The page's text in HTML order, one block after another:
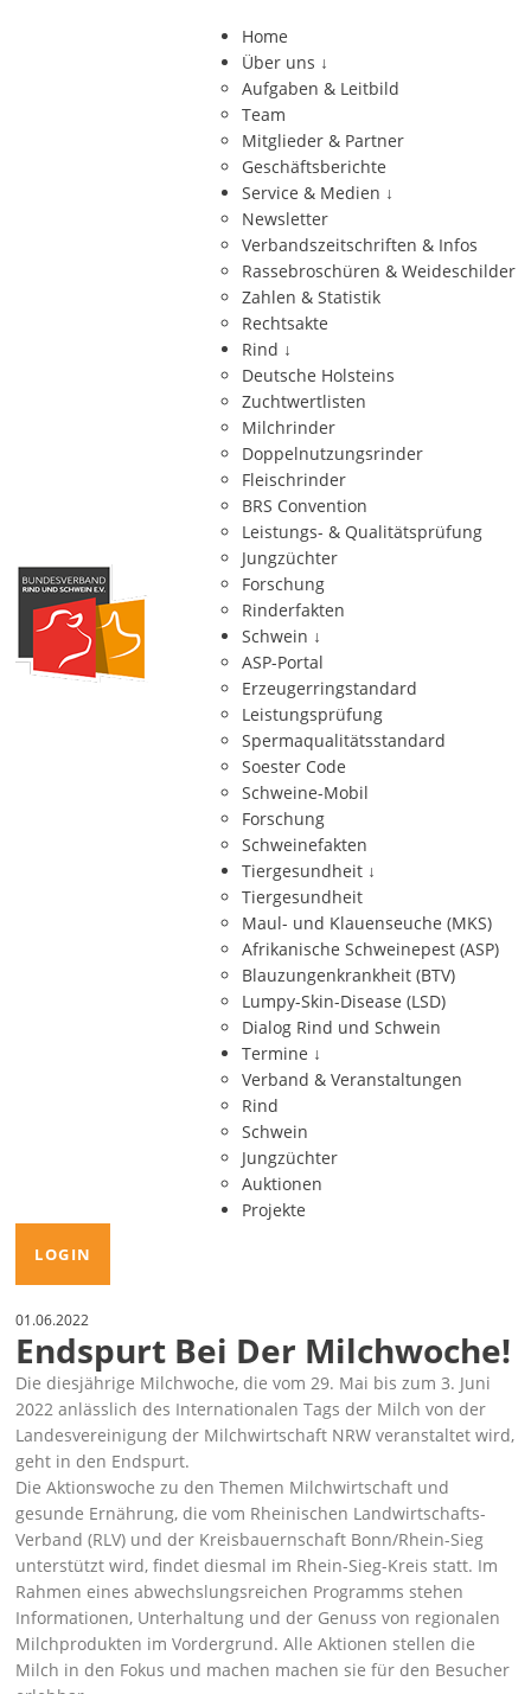
Home
Über uns ↓
Aufgaben & Leitbild
Team
Mitglieder & Partner
Geschäftsberichte
Service & Medien ↓
Newsletter
Verbandszeitschriften & Infos
Rassebroschüren & Weideschilder
Zahlen & Statistik
Rechtsakte
Rind ↓
Deutsche Holsteins
Zuchtwertlisten
Milchrinder
Doppelnutzungsrinder
Fleischrinder
BRS Convention
Leistungs- & Qualitätsprüfung
Jungzüchter
Forschung
Rinderfakten
Schwein ↓
ASP-Portal
Erzeugerringstandard
Leistungsprüfung
Spermaqualitätsstandard
Soester Code
Schweine-Mobil
Forschung
Schweinefakten
Tiergesundheit ↓
Tiergesundheit
Maul- und Klauenseuche (MKS)
Afrikanische Schweinepest (ASP)
Blauzungenkrankheit (BTV)
Lumpy-Skin-Disease (LSD)
Dialog Rind und Schwein
Termine ↓
Verband & Veranstaltungen
Rind
Schwein
Jungzüchter
Auktionen
Projekte
LOGIN
01.06.2022
Endspurt Bei Der Milchwoche!
Die diesjährige Milchwoche, die vom 29. Mai bis zum 3. Juni
2022 anlässlich des Internationalen Tags der Milch von der
Landesvereinigung der Milchwirtschaft NRW veranstaltet wird,
geht in den Endspurt.
Die Aktionswoche zu den Themen Milchwirtschaft und
gesunde Ernährung, die vom Rheinischen Landwirtschafts-
Verband (RLV) und der Kreisbauernschaft Bonn/Rhein-Sieg
unterstützt wird, findet diesmal im Rhein-Sieg-Kreis statt. Im
Rahmen eines abwechslungsreichen Programms stehen
Informationen, Unterhaltung und der Genuss von regionalen
Milchprodukten im Vordergrund. Alle Aktionen stellen die
Milch in den Fokus und machen machen sie für den Besucher